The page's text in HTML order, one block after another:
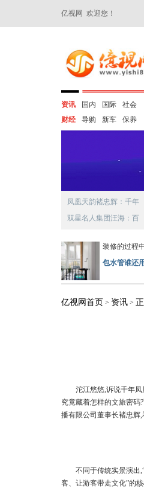
亿视网 欢迎您！
资讯 国内 国际
社会
财经
导购 新车 保养
凤凰天韵褚忠辉：千年
双星名人集团汪海：百
装修的过程
包水管谁还
亿视网首页 > 资讯 >
沱江悠悠,诉说千年
究竟藏着怎样的文旅密码
播有限公司董事长褚忠辉
不同于传统实景演出
客、让游客带走文化”的